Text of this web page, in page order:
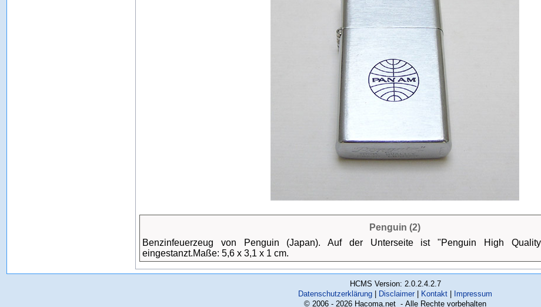
Penguin (2)
Benzinfeuerzeug von Penguin (Japan). Auf der Unterseite ist "Penguin High
eingestanzt.Maße: 5,6 x 3,1 x 1 cm.
HCMS Version: 2.0.2.4.2.7
Datenschutzerklärung
Disclaimer Kontakt
Impressum
© 2006 - 2026 Hacoma.net - Alle Rechte vorbehalten